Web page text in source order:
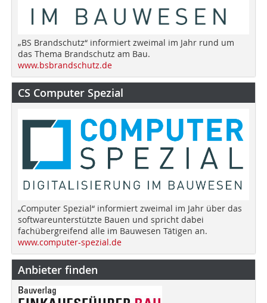
„BS Brandschutz“ informiert zweimal im Jahr rund um
das Thema Brandschutz am Bau.
www.bsbrandschutz.de
CS Computer Spezial
„Computer Spezial“ informiert zweimal im Jahr über das
softwareunterstützte Bauen und spricht dabei
fachübergreifend alle im Bauwesen Tätigen an.
www.computer-spezial.de
Anbieter finden